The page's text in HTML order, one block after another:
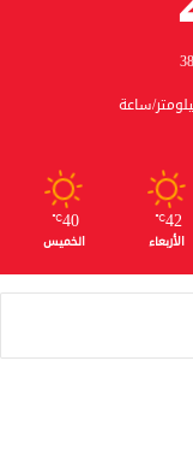
42
℃
الأربعاء
40
℃
الخميس